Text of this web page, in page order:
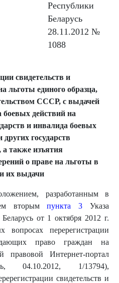
Республики
Беларусь
28.11.2012 №
1088
свидетельств и
льготы единого образца,
СССР, с выдачей
боевых действий на
и инвалида боевых
государств
а также изъятия
о праве на льготы в
их выдачи
разработанным в
вторымпункта 3 Указа
от 1 октября 2012 г.
перерегистрации
право граждан на
правовой Интернет-портал
04.10.2012, 1/13794),
свидетельств и